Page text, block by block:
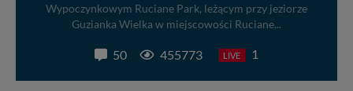
Wypoczynkowym Ruciane Park, leżącym przy jeziorze
Guzianka Wielka w miejscowości Ruciane...
50 455773 LIVE 1